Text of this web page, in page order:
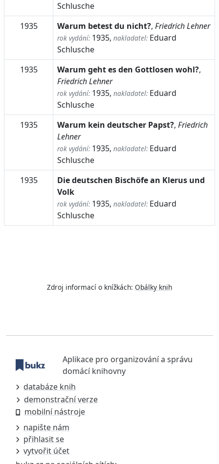
Schlusche
1935
Warum betest du nicht?, Friedrich Lehner
rok vydání: 1935, nakladatel: Eduard
Schlusche
1935
Warum geht es den Gottlosen wohl?,
Friedrich Lehner
rok vydání: 1935, nakladatel: Eduard
Schlusche
1935
Warum kein deutscher Papst?, Friedrich
Lehner
rok vydání: 1935, nakladatel: Eduard
Schlusche
1935
Die deutschen Bischöfe an Klerus und
Volk
rok vydání: 1935, nakladatel: Eduard
Schlusche
Zdroj informací o knížkách: Obálky knih
Aplikace pro organizování a správu
domácí knihovny
databáze knih
demonstrační verze
mobilní nástroje
napište nám
přihlasit se
vytvořit účet